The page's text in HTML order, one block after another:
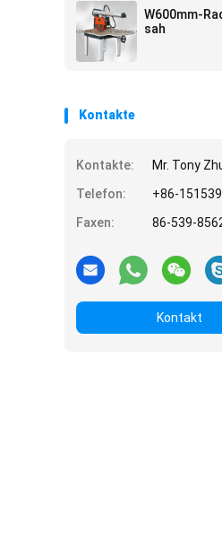
für die
von
W600mm-
sah
Kontakte
Kontakte:
Mr. Tony
Telefon:
+86-
Faxen:
86-539-
Kontakt